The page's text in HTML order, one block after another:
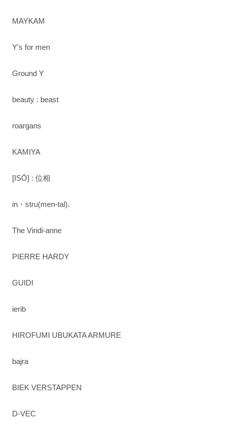
MAYKAM
Y's for men
Ground Y
beauty : beast
roargans
KAMIYA
[ISŌ] : 位相
in・stru(men-tal).
The Viridi-anne
PIERRE HARDY
GUIDI
ierib
HIROFUMI UBUKATA ARMURE
bajra
BIEK VERSTAPPEN
D-VEC